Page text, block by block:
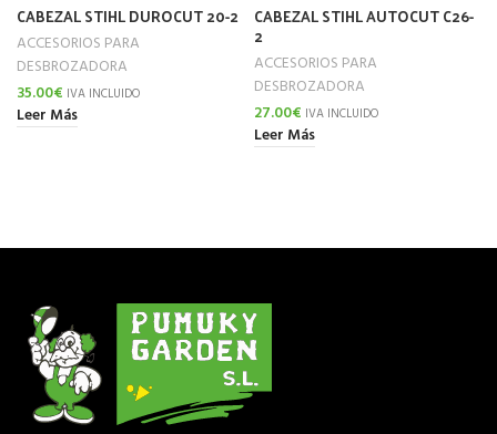
CABEZAL STIHL DUROCUT 20-2
ACCESORIOS PARA
DESBROZADORA
35.00€ IVA INCLUIDO
Leer Más
CABEZAL STIHL AUTOCUT C26-
2
ACCESORIOS PARA
DESBROZADORA
27.00€ IVA INCLUIDO
Leer Más